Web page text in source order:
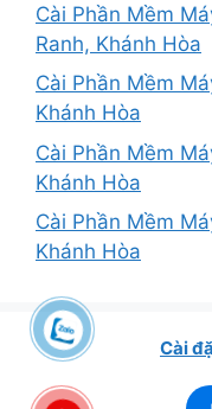
Cài Phần Mềm
Ranh, Khánh Hòa
Cài Phần Mềm
Khánh Hòa
Cài Phần Mềm
Khánh Hòa
Cài Phần Mềm
Khánh Hòa
Cài